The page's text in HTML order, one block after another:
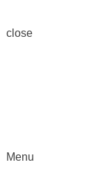
close
Menu